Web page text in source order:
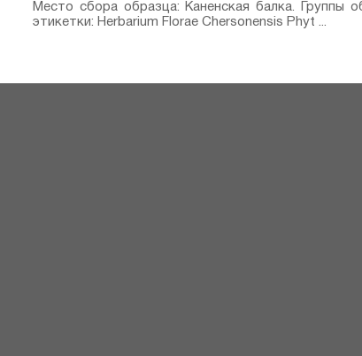
Место сбора образца: Каненская балка. Группы
этикетки: Herbarium Florae Chersonensis Phyt ...